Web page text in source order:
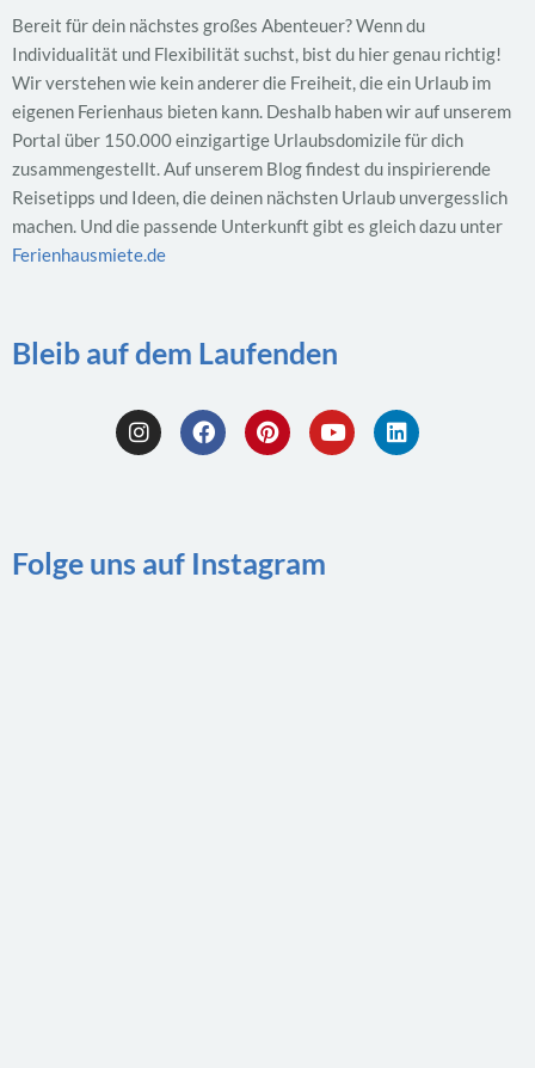
Bereit für dein nächstes großes Abenteuer? Wenn du
Individualität und Flexibilität suchst, bist du hier genau richtig!
Wir verstehen wie kein anderer die Freiheit, die ein Urlaub im
eigenen Ferienhaus bieten kann. Deshalb haben wir auf unserem
Portal über 150.000 einzigartige Urlaubsdomizile für dich
zusammengestellt. Auf unserem Blog findest du inspirierende
Reisetipps und Ideen, die deinen nächsten Urlaub unvergesslich
machen. Und die passende Unterkunft gibt es gleich dazu unter
Ferienhausmiete.de
Bleib auf dem Laufenden
Folge uns auf Instagram